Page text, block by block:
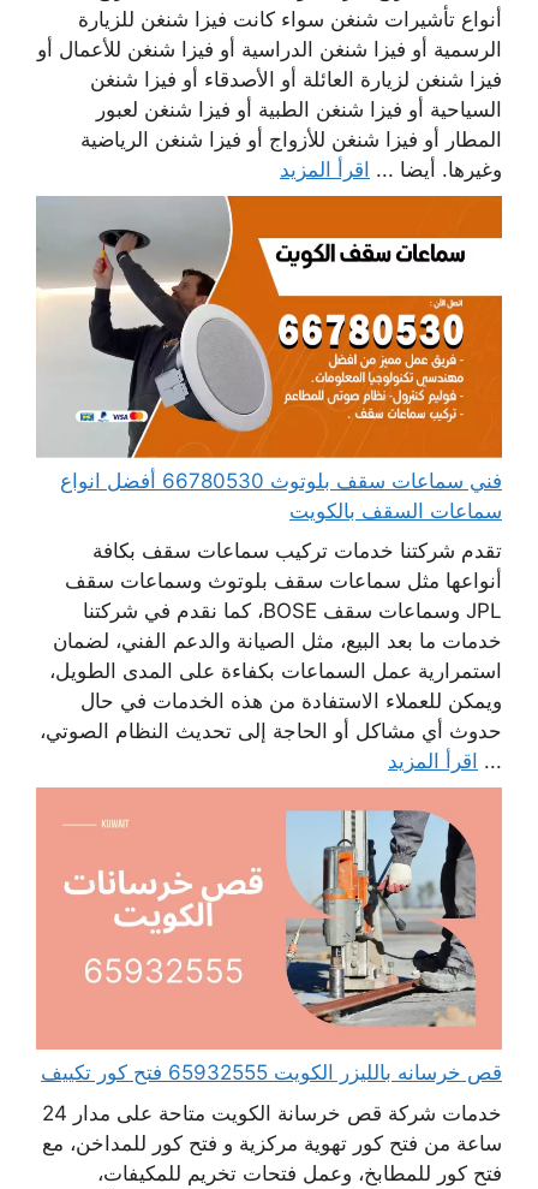
أنواع تأشيرات شنغن سواء كانت فيزا شنغن للزيارة
الرسمية أو فيزا شنغن الدراسية أو فيزا شنغن للأعمال أو
فيزا شنغن لزيارة العائلة أو الأصدقاء أو فيزا شنغن
السياحية أو فيزا شنغن الطبية أو فيزا شنغن لعبور
المطار أو فيزا شنغن للأزواج أو فيزا شنغن الرياضية
وغيرها. أيضا ... اقرأ المزيد
فني سماعات سقف بلوتوث 66780530 أفضل انواع
سماعات السقف بالكويت
تقدم شركتنا خدمات تركيب سماعات سقف بكافة
أنواعها مثل سماعات سقف بلوتوث وسماعات سقف
JPL وسماعات سقف BOSE، كما نقدم في شركتنا
خدمات ما بعد البيع، مثل الصيانة والدعم الفني، لضمان
استمرارية عمل السماعات بكفاءة على المدى الطويل،
ويمكن للعملاء الاستفادة من هذه الخدمات في حال
حدوث أي مشاكل أو الحاجة إلى تحديث النظام الصوتي،
... اقرأ المزيد
قص خرسانه بالليزر الكويت 65932555 فتح كور تكييف
خدمات شركة قص خرسانة الكويت متاحة على مدار 24
ساعة من فتح كور تهوية مركزية و فتح كور للمداخن، مع
فتح كور للمطابخ، وعمل فتحات تخريم للمكيفات،